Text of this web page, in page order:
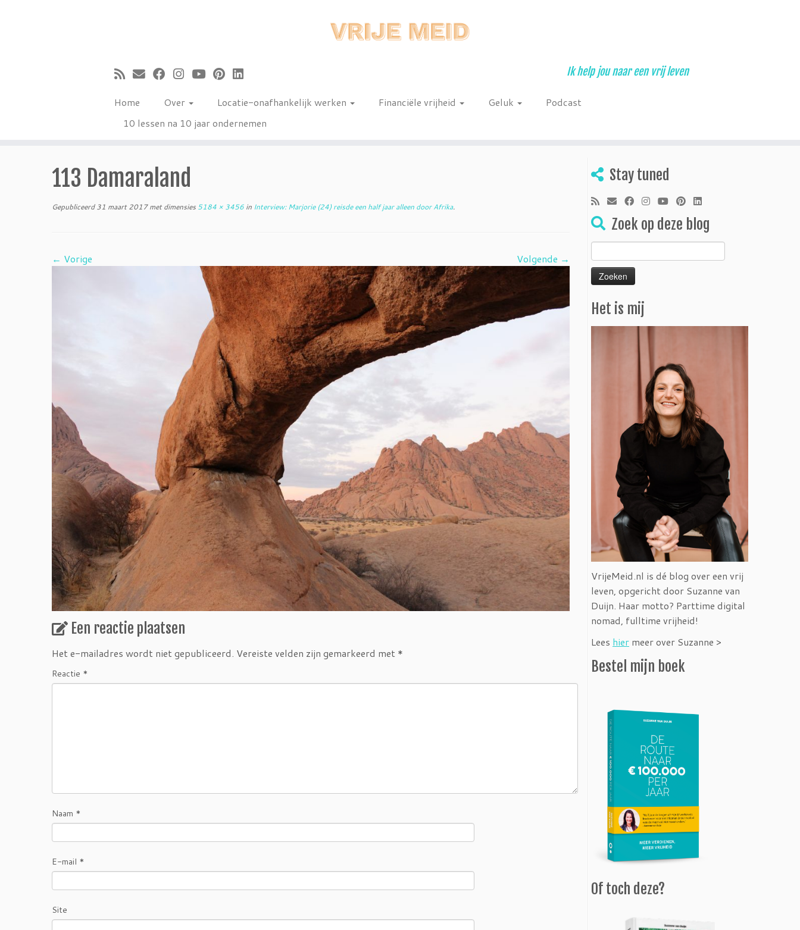
Ik help jou naar een vrij leven
Home Over Locatie-onafhankelijk werken Financiële vrijheid Geluk
Podcast
10 lessen na 10 jaar ondernemen
113 Damaraland
Gepubliceerd 31 maart 2017met dimensies 5184 × 3456 in Interview: Marjorie (24) reisde een half jaar alleen door Afrika.
← Vorige Volgende →
Een reactie plaatsen
Het e-mailadres wordt niet gepubliceerd. Vereiste velden zijn gemarkeerd met *
Reactie *
Naam *
E-mail *
Site
Stay tuned
Zoek op deze blog
Zoeken
naar:
Het is mij
VrijeMeid.nl is dé blog over een vrij
leven, opgericht door Suzanne van
Duijn. Haar motto? Parttime digital
nomad, fulltime vrijheid!
Lees hier meer over Suzanne >
Bestel mijn boek
Of toch deze?